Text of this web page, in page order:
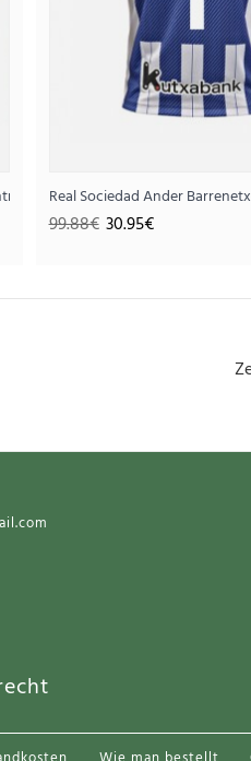
2025-26 Kurzarm
Real Sociedad Ander
99.88€ 30.95€